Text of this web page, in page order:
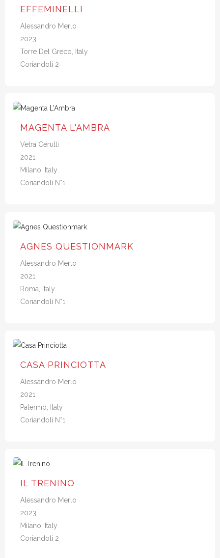
EFFEMINELLI
Alessandro Merlo
2023
Torre Del Greco, Italy
Coriandoli 2
MAGENTA L'AMBRA
Vetra Cerulli
2021
Milano, Italy
Coriandoli N*1
AGNES QUESTIONMARK
Alessandro Merlo
2021
Roma, Italy
Coriandoli N*1
CASA PRINCIOTTA
Alessandro Merlo
2021
Palermo, Italy
Coriandoli N*1
IL TRENINO
Alessandro Merlo
2023
Milano, Italy
Coriandoli 2